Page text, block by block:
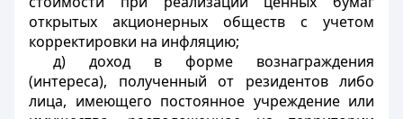
открытых акционерных обществ с учетом
корректировки на инфляцию;
д) доход в форме вознаграждения
(интереса), полученный от резидентов либо
лица, имеющего постоянное учреждение или